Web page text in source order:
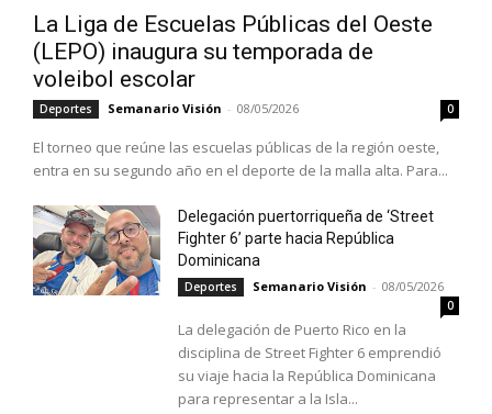
La Liga de Escuelas Públicas del Oeste
(LEPO) inaugura su temporada de
voleibol escolar
Deportes Semanario Visión - 08/05/2026 0
El torneo que reúne las escuelas públicas de la región oeste,
entra en su segundo año en el deporte de la malla alta. Para...
Delegación puertorriqueña de ‘Street
Fighter 6’ parte hacia República
Dominicana
Deportes Semanario Visión - 08/05/2026
0
La delegación de Puerto Rico en la
disciplina de Street Fighter 6 emprendió
su viaje hacia la República Dominicana
para representar a la Isla...